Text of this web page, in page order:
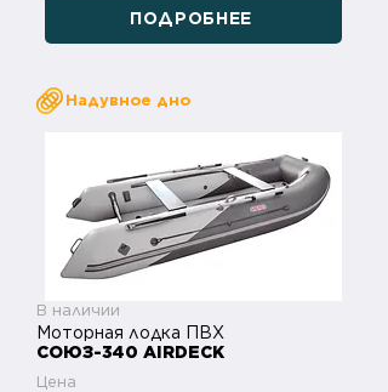
ПОДРОБНЕЕ
Надувное дно
В наличии
Моторная лодка ПВХ
СОЮЗ-340 AIRDECK
Цена